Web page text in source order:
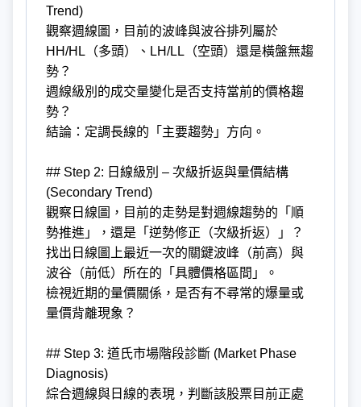
Trend)
觀察週線圖，目前的波峰與波谷排列屬於
HH/HL（多頭）、LH/LL（空頭）還是橫盤無趨
勢？
週線級別的成交量變化是否支持當前的價格趨
勢？
結論：定調長線的「主要趨勢」方向。
## Step 2: 日線級別 – 次級折返與量價結構
(Secondary Trend)
觀察日線圖，目前的走勢是對週線趨勢的「順
勢推進」，還是「逆勢修正（次級折返）」？
找出日線圖上最近一次的關鍵波峰（前高）與
波谷（前低）所在的「具體價格區間」。
檢視近期的量價關係，是否有不尋常的爆量或
量價背離現象？
## Step 3: 道氏市場階段診斷 (Market Phase
Diagnosis)
綜合週線與日線的表現，判斷該股票目前正處